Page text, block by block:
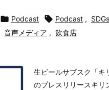
 Podcast  Podcast , SDGs
音声メディア , 飲食店
生ビールサブスク「キ
のプレスリリースキリ